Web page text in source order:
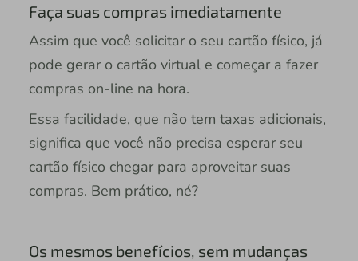
Faça suas compras imediatamente
Assim que você solicitar o seu cartão físico, já
pode gerar o cartão virtual e começar a fazer
compras on-line na hora.
Essa facilidade, que não tem taxas adicionais,
significa que você não precisa esperar seu
cartão físico chegar para aproveitar suas
compras. Bem prático, né?
Os mesmos benefícios, sem mudanças